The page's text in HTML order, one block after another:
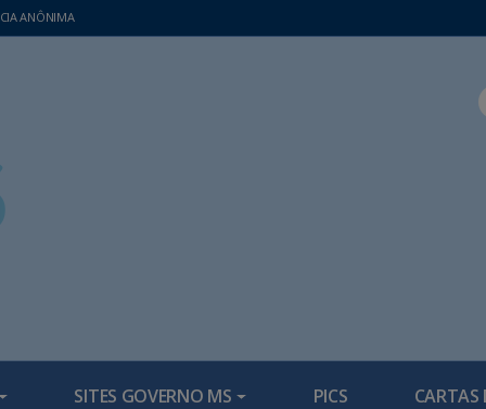
ANÔNIMA
SITES GOVERNO MS PICS CARTAS